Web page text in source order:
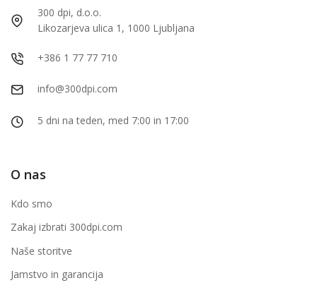
300 dpi, d.o.o.
Likozarjeva ulica 1, 1000 Ljubljana
+386 1 77 77 710
info@300dpi.com
5 dni na teden, med 7:00 in 17:00
O nas
Kdo smo
Zakaj izbrati 300dpi.com
Naše storitve
Jamstvo in garancija